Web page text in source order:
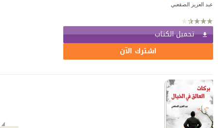
عبد العزيز الصقعبي
تحميل الكتاب
اشترك الآن